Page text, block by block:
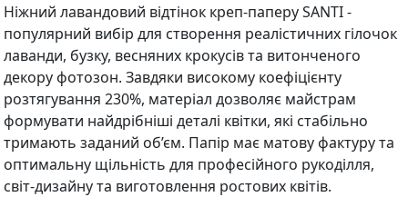
Ніжний лавандовий відтінок креп-паперу SANTI -
популярний вибір для створення реалістичних гілочок
лаванди, бузку, весняних крокусів та витонченого
декору фотозон. Завдяки високому коефіцієнту
розтягування 230%, матеріал дозволяє майстрам
формувати найдрібніші деталі квітки, які стабільно
тримають заданий об’єм. Папір має матову фактуру та
оптимальну щільність для професійного рукоділля,
світ-дизайну та виготовлення ростових квітів.